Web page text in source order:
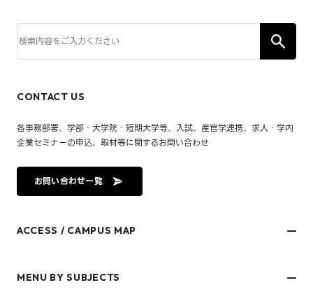
CONTACT US
各事務部署、学部・大学院・短期大学等、入試、産官学連携、求人・学内
企業セミナーの申込、取材等に関するお問い合わせ
お問い合わせ一覧
ACCESS / CAMPUS MAP
御幸キャンパス(運動施設)
MENU BY SUBJECTS